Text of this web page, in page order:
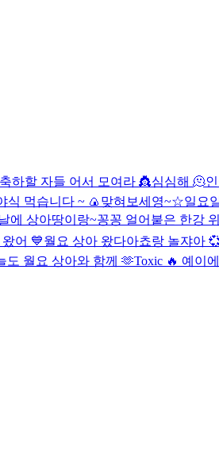
하할 자들 어서 모여라 👸심심해 🫠
식 먹습니다 ~ 🍙 맞혀보세영~☆일요
에 상아땅이랑~꽁꽁 얼어붙은 한강
어 💙월요 상아 왔다아쵸랑 놀쟈아
도 월요 상아와 함께 🫶Toxic 🔥 예이